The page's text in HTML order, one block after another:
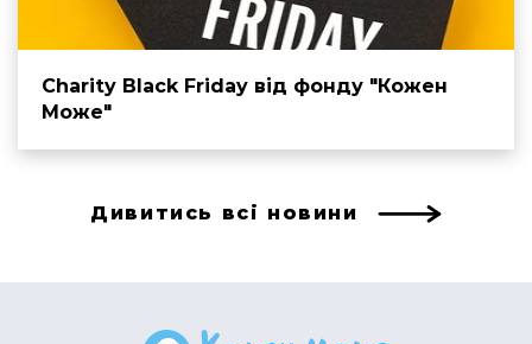
Charity Black Friday від фонду "Кожен
Може"
Дивитись всі новини